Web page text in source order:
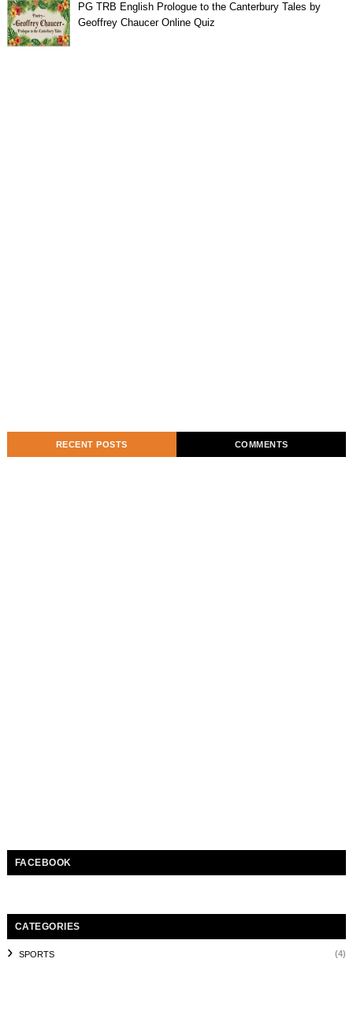
PG TRB English Prologue to the Canterbury Tales by
Geoffrey Chaucer Online Quiz
RECENT POSTS COMMENTS
FACEBOOK
CATEGORIES
SPORTS (4)